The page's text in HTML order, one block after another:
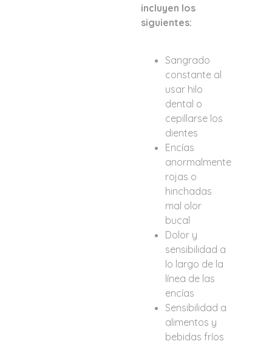
incluyen los
siguientes:
Sangrado
constante al
usar hilo
dental o
cepillarse los
dientes
Encías
anormalmente
rojas o
hinchadas
mal olor
bucal
Dolor y
sensibilidad a
lo largo de la
línea de las
encías
Sensibilidad a
alimentos y
bebidas fríos